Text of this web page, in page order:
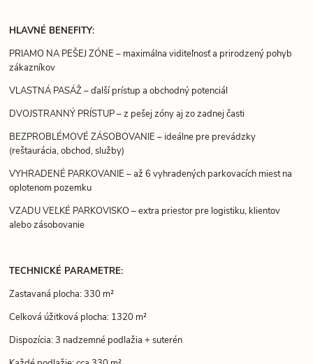
HLAVNÉ BENEFITY:
PRIAMO NA PEŠEJ ZÓNE – maximálna viditeľnosť a prirodzený pohyb
zákazníkov
VLASTNÁ PASÁŽ – ďalší prístup a obchodný potenciál
DVOJSTRANNÝ PRÍSTUP – z pešej zóny aj zo zadnej časti
BEZPROBLÉMOVÉ ZÁSOBOVANIE – ideálne pre prevádzky
(reštaurácia, obchod, služby)
VYHRADENÉ PARKOVANIE – až 6 vyhradených parkovacích miest na
oplotenom pozemku
VZADU VEĽKÉ PARKOVISKO – extra priestor pre logistiku, klientov
alebo zásobovanie
TECHNICKÉ PARAMETRE:
Zastavaná plocha: 330 m²
Celková úžitková plocha: 1320 m²
Dispozícia: 3 nadzemné podlažia + suterén